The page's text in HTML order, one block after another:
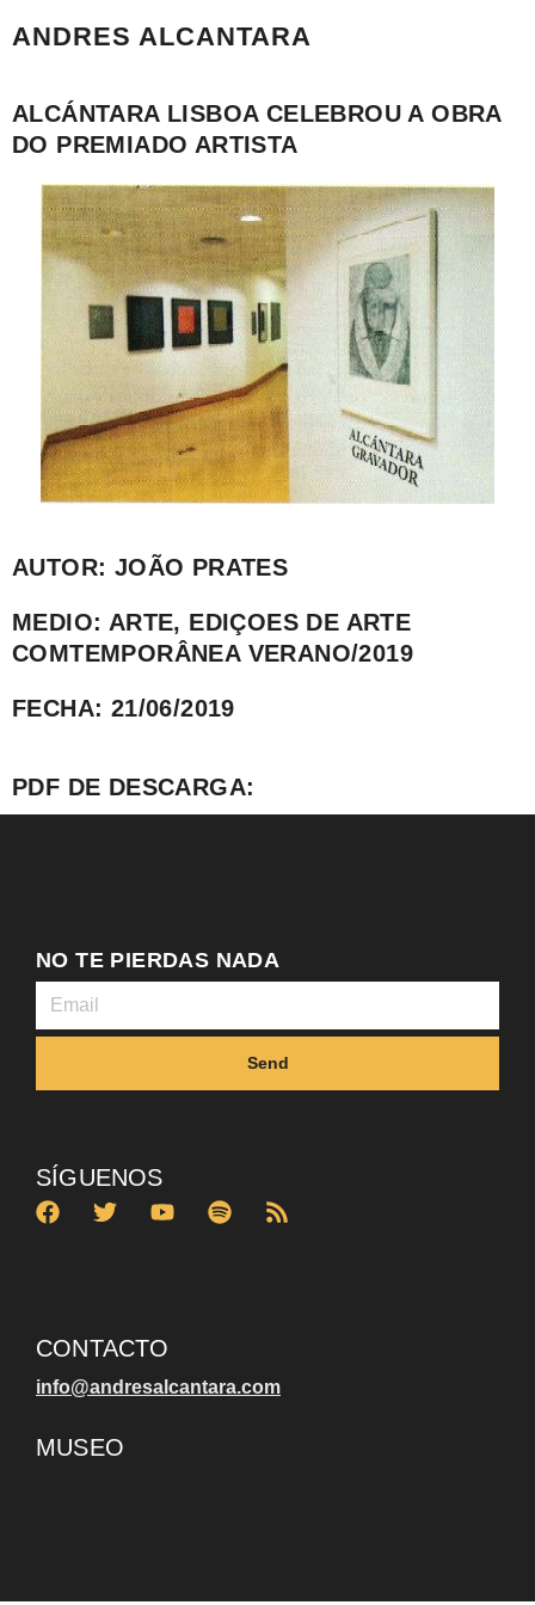
ANDRES ALCANTARA
ALCÁNTARA LISBOA CELEBROU A OBRA
DO PREMIADO ARTISTA
AUTOR: JOÃO PRATES
MEDIO: ARTE, EDIÇOES DE ARTE
COMTEMPORÂNEA VERANO/2019
FECHA: 21/06/2019
PDF DE DESCARGA:
NO TE PIERDAS NADA
Send
SÍGUENOS
CONTACTO
info@andresalcantara.com
MUSEO